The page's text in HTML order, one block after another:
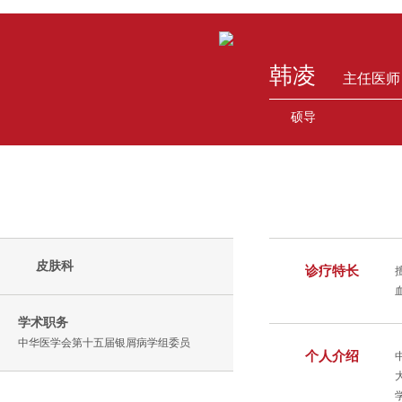
皮肤科
学术职务
中华医学会第十五届银屑病学组委员
韩凌 主任医师
硕导
诊疗特长
个人介绍